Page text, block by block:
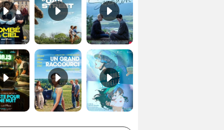
Juste pour une nuit Bande-annonce VO STFR Un grand raccourci Bande-annonce VF Une aube nouvelle Bande-annonce VO STFR